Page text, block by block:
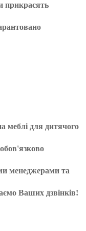
прикрасять
меблі для дитячого
менеджерами та
Ваших дзвінків!